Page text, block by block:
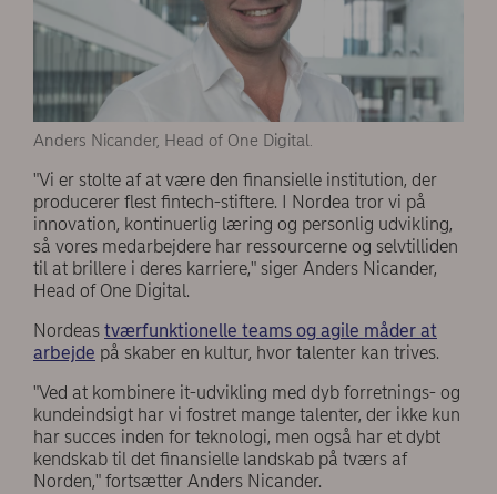
Anders Nicander, Head of One Digital.
"Vi er stolte af at være den finansielle institution, der
producerer flest fintech-stiftere. I Nordea tror vi på
innovation, kontinuerlig læring og personlig udvikling,
så vores medarbejdere har ressourcerne og selvtilliden
til at brillere i deres karriere," siger Anders Nicander,
Head of One Digital.
Nordeas tværfunktionelle teams og agile måder at
arbejde på skaber en kultur, hvor talenter kan trives.
"Ved at kombinere it-udvikling med dyb forretnings- og
kundeindsigt har vi fostret mange talenter, der ikke kun
har succes inden for teknologi, men også har et dybt
kendskab til det finansielle landskab på tværs af
Norden," fortsætter Anders Nicander.